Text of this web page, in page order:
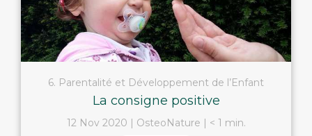
6. Parentalité et Développement de l’Enfant
La consigne positive
12 Nov 2020 OsteoNature < 1 min.